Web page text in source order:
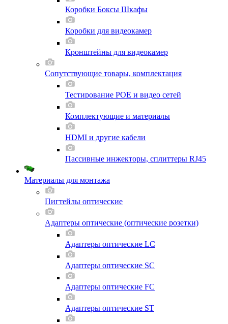
Коробки Боксы Шкафы
Коробки для видеокамер
Кронштейны для видеокамер
Сопутствующие товары, комплектация
Тестирование POE и видео сетей
Комплектующие и материалы
HDMI и другие кабели
Пассивные инжекторы, сплиттеры RJ45
Материалы для монтажа
Пигтейлы оптические
Адаптеры оптические (оптические розетки)
Адаптеры оптические LC
Адаптеры оптические SC
Адаптеры оптические FC
Адаптеры оптические ST